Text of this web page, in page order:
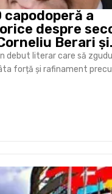
capodoperă a
despre
Berari și
al
debut literar care să
forță și rafinament